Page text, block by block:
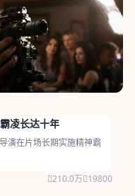
凌长达十年
演在片场长期实施精神霸
210.0万 19800